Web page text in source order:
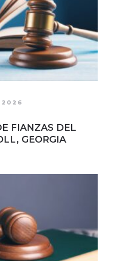
2026
FIANZAS DEL
GEORGIA